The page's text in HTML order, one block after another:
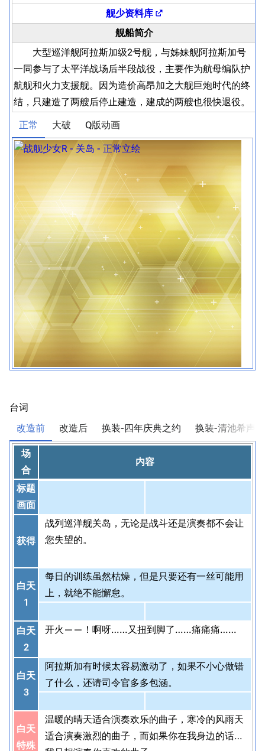
舰少资料库
舰船简介
大型巡洋舰阿拉斯加级2号舰，与姊妹舰阿拉斯加号
一同参与了太平洋战场后半段战役，主要作为航母编队护
航舰和火力支援舰。因为造价高昂加之大舰巨炮时代的终
结，只建造了两艘后停止建造，建成的两艘也很快退役。
正常 大破 Q版动画
台词
改造前 改造后 换装-四年庆典之约 换装-清池希声
场
合
内容
标题
画面
获得
战列巡洋舰关岛，无论是战斗还是演奏都不会让
您失望的。
白天
1
每日的训练虽然枯燥，但是只要还有一丝可能用
上，就绝不能懈怠。
白天
2
开火——！啊呀……又扭到脚了……痛痛痛……
白天
3
阿拉斯加有时候太容易激动了，如果不小心做错
了什么，还请司令官多多包涵。
白天
特殊
温暖的晴天适合演奏欢乐的曲子，寒冷的风雨天
适合演奏激烈的曲子，而如果你在我身边的话…